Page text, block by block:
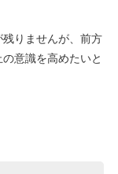
りませんが、前方
意識を高めたいと